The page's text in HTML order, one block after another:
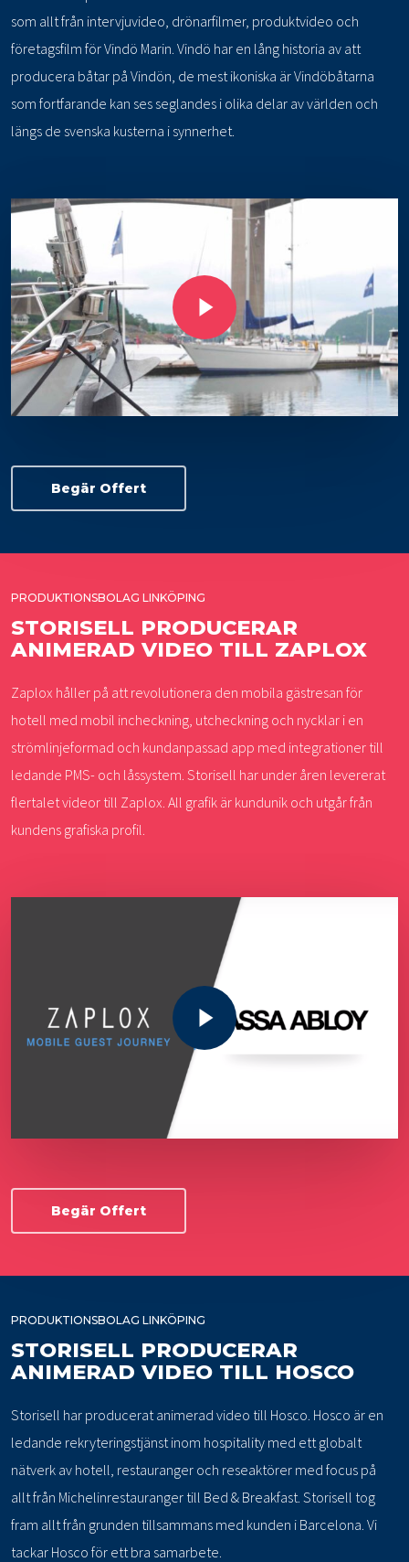
som allt från intervjuvideo, drönarfilmer, produktvideo och
företagsfilm för Vindö Marin. Vindö har en lång historia av att
producera båtar på Vindön, de mest ikoniska är Vindöbåtarna
som fortfarande kan ses seglandes i olika delar av världen och
längs de svenska kusterna i synnerhet.
Play Video
Begär Offert
PRODUKTIONSBOLAG LINKÖPING
STORISELL PRODUCERAR
ANIMERAD VIDEO TILL ZAPLOX
Zaplox håller på att revolutionera den mobila gästresan för
hotell med mobil incheckning, utcheckning och nycklar i en
strömlinjeformad och kundanpassad app med integrationer till
ledande PMS- och låssystem. Storisell har under åren levererat
flertalet videor till Zaplox. All grafik är kundunik och utgår från
kundens grafiska profil.
Play Video
Begär Offert
PRODUKTIONSBOLAG LINKÖPING
STORISELL PRODUCERAR
ANIMERAD VIDEO TILL HOSCO
Storisell har producerat animerad video till Hosco. Hosco är en
ledande rekryteringstjänst inom hospitality med ett globalt
nätverk av hotell, restauranger och reseaktörer med focus på
allt från Michelinrestauranger till Bed & Breakfast. Storisell tog
fram allt från grunden tillsammans med kunden i Barcelona. Vi
tackar Hosco för ett bra samarbete.